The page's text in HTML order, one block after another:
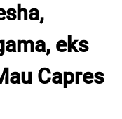
eks
Capres